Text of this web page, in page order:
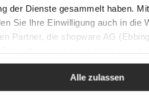
der Dienste gesammelt haben.
Sie Ihre Einwilligung auch in die
Partner, die shopware AG
Alle zulassen
liegt, wird automatisch über Ihre
Faee